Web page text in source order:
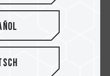
opciones de
de TEAM,
el principio de
e insiste en